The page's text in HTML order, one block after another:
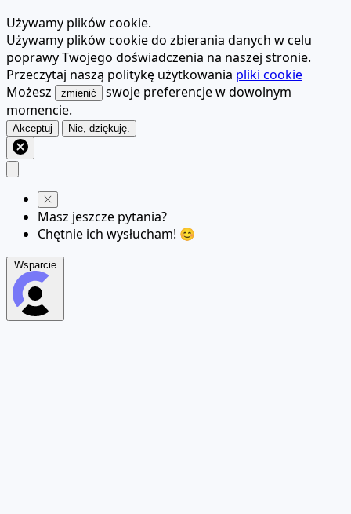
Używamy plików cookie.
Używamy plików cookie do zbierania danych w celu
poprawy Twojego doświadczenia na naszej stronie.
Przeczytaj naszą politykę użytkowania pliki cookie
Możesz
zmienić
swoje preferencje w dowolnym
momencie.
Akceptuj Nie, dziękuję.
Masz jeszcze pytania?
Chętnie ich wysłucham! 😊
Wsparcie